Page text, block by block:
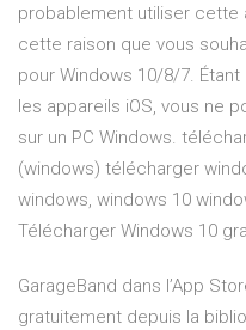
probablement utiliser cette
cette raison que vous
pour Windows 10/8/7.
les appareils iOS, vous ne
sur un PC Windows.
(windows) télécharger
windows, windows 10
Télécharger Windows 10
‎GarageBand dans l’App
gratuitement depuis la